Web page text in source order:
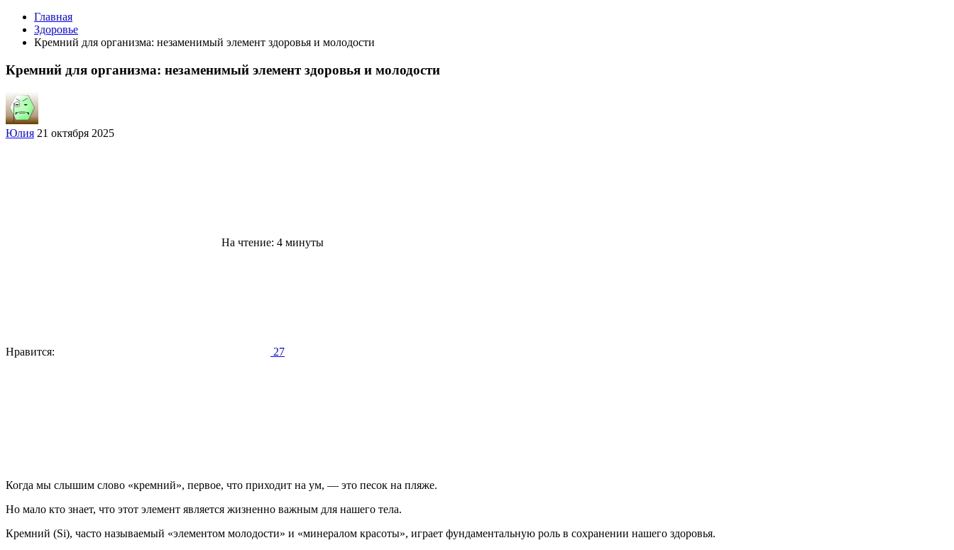
Главная
Здоровье
Кремний для организма: незаменимый элемент здоровья и молодости
Кремний для организма: незаменимый элемент здоровья и молодости
Юлия 21 октября 2025
На чтение: 4 минуты
Нравится: 27
Когда мы слышим слово «кремний», первое, что приходит на ум, — это песок на пляже.
Но мало кто знает, что этот элемент является жизненно важным для нашего тела.
Кремний (Si), часто называемый «элементом молодости» и «минералом красоты», играет фундаментальную роль в сохранении нашего здоровья.